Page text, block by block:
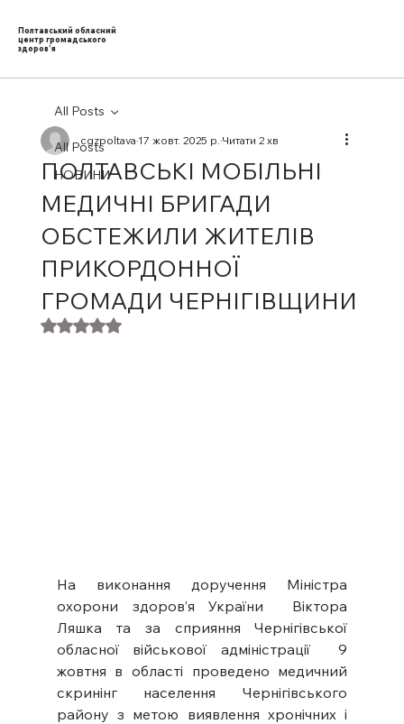
Полтавський обласний
центр громадського
здоров’я
All Posts
НОВИНИ
All Posts
ПОЛТАВСЬКІ МОБІЛЬНІ
МЕДИЧНІ БРИГАДИ
ОБСТЕЖИЛИ ЖИТЕЛІВ
ПРИКОРДОННОЇ
ГРОМАДИ ЧЕРНІГІВЩИНИ
cgzpoltava17 жовт. 2025 р.Читати 2 хв
Оцінка: NaN з 5 зірок.
На виконання доручення Міністра
охорони здоров’я України  Віктора
Ляшка та за сприяння Чернігівської
обласної військової адміністрації  9
жовтня в області проведено медичний
скринінг населення Чернігівського
району з метою виявлення хронічних і